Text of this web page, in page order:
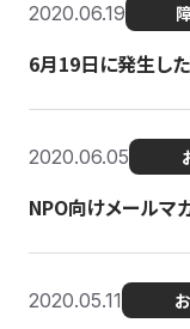
2020.06.19
6月19日に発生し
2020.06.05
NPO向けメール
2020.05.11